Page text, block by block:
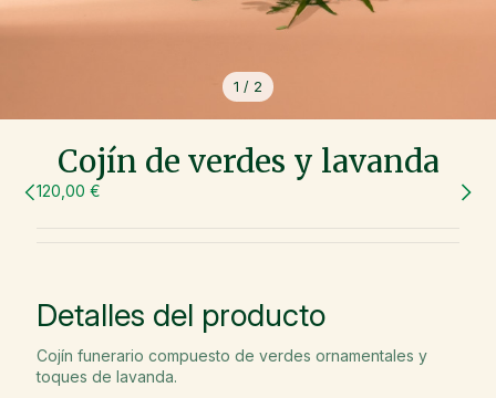
1 / 2
Cojín de verdes y lavanda
120,00 €
Detalles del producto
Cojín funerario compuesto de verdes ornamentales y
toques de lavanda.